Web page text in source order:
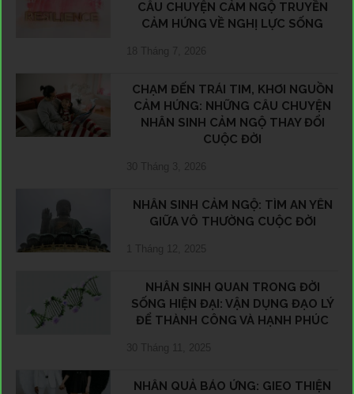
CÂU CHUYỆN CẢM NGỘ TRUYỀN
CẢM HỨNG VỀ NGHỊ LỰC SỐNG
18 Tháng 7, 2026
CHẠM ĐẾN TRÁI TIM, KHƠI NGUỒN
CẢM HỨNG: NHỮNG CÂU CHUYỆN
NHÂN SINH CẢM NGỘ THAY ĐỔI
CUỘC ĐỜI
30 Tháng 3, 2026
NHÂN SINH CẢM NGỘ: TÌM AN YÊN
GIỮA VÔ THƯỜNG CUỘC ĐỜI
1 Tháng 12, 2025
NHÂN SINH QUAN TRONG ĐỜI
SỐNG HIỆN ĐẠI: VẬN DỤNG ĐẠO LÝ
ĐỂ THÀNH CÔNG VÀ HẠNH PHÚC
30 Tháng 11, 2025
NHÂN QUẢ BÁO ỨNG: GIEO THIỆN